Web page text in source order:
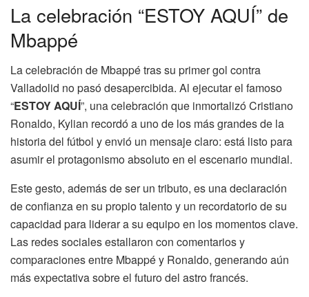
La celebración “ESTOY AQUÍ” de
Mbappé
La celebración de Mbappé tras su primer gol contra
Valladolid no pasó desapercibida. Al ejecutar el famoso
“ESTOY AQUÍ”, una celebración que inmortalizó Cristiano
Ronaldo, Kylian recordó a uno de los más grandes de la
historia del fútbol y envió un mensaje claro: está listo para
asumir el protagonismo absoluto en el escenario mundial.
Este gesto, además de ser un tributo, es una declaración
de confianza en su propio talento y un recordatorio de su
capacidad para liderar a su equipo en los momentos clave.
Las redes sociales estallaron con comentarios y
comparaciones entre Mbappé y Ronaldo, generando aún
más expectativa sobre el futuro del astro francés.